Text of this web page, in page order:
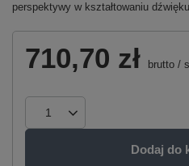
perspektywy w kształtowaniu
710,70 zł brutto /
Dodaj do